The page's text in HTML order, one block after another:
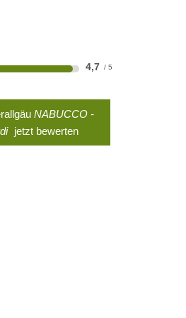
4,7
NABUCCO -
jetzt bewerten